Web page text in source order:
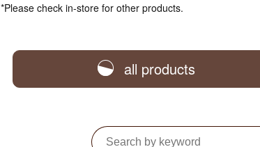
*Please check in-store for other products.
all products